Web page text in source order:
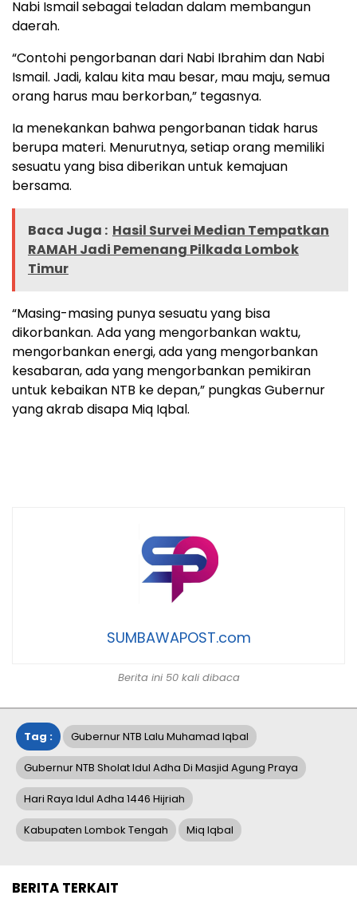
Nabi Ismail sebagai teladan dalam membangun
daerah.
“Contohi pengorbanan dari Nabi Ibrahim dan Nabi
Ismail. Jadi, kalau kita mau besar, mau maju, semua
orang harus mau berkorban,” tegasnya.
Ia menekankan bahwa pengorbanan tidak harus
berupa materi. Menurutnya, setiap orang memiliki
sesuatu yang bisa diberikan untuk kemajuan
bersama.
Baca Juga : Hasil Survei Median Tempatkan
RAMAH Jadi Pemenang Pilkada Lombok
Timur
“Masing-masing punya sesuatu yang bisa
dikorbankan. Ada yang mengorbankan waktu,
mengorbankan energi, ada yang mengorbankan
kesabaran, ada yang mengorbankan pemikiran
untuk kebaikan NTB ke depan,” pungkas Gubernur
yang akrab disapa Miq Iqbal.
SUMBAWAPOST.com
Berita ini 50 kali dibaca
Tag : Gubernur NTB Lalu Muhamad Iqbal
Gubernur NTB Sholat Idul Adha Di Masjid Agung Praya
Hari Raya Idul Adha 1446 Hijriah
Kabupaten Lombok Tengah Miq Iqbal
BERITA TERKAIT